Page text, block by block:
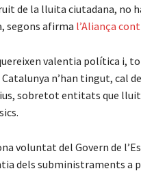
de la lluita ciutadana, no
segons afirma l’Aliança
valentia política i,
n’han tingut, cal
sobretot entitats que
voluntat del Govern de
dels subministraments a